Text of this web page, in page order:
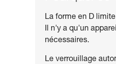
La forme en D
Il n'y a qu'un
nécessaires.
Le verrouillage